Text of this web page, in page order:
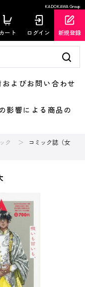
KADOKAWA Group
カート ログイン 新規登録
よびお問い合わせ
響による商品の
ク
コミック誌（女